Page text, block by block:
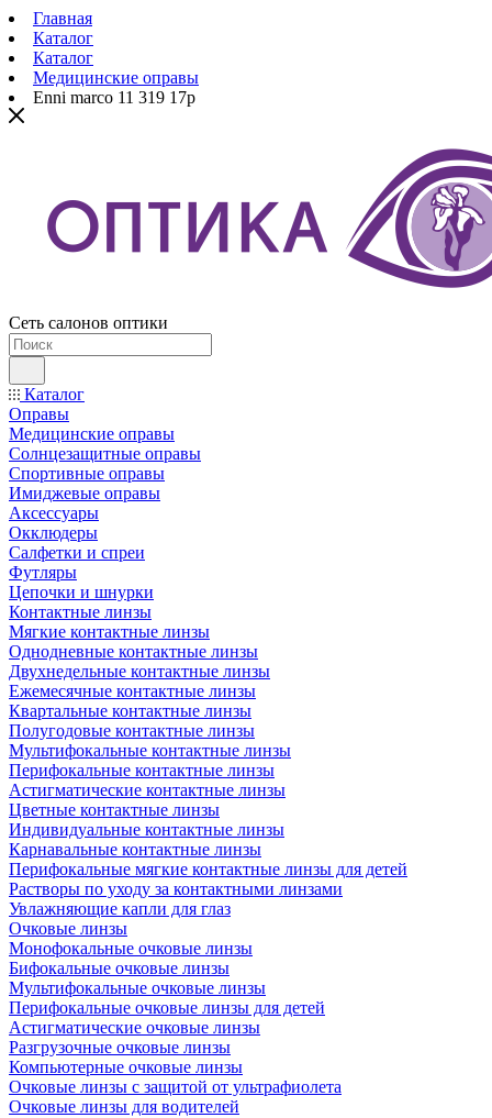
Главная
Каталог
Каталог
Медицинские оправы
Enni marco 11 319 17p
Сеть салонов оптики
Каталог
Оправы
Медицинские оправы
Солнцезащитные оправы
Спортивные оправы
Имиджевые оправы
Аксессуары
Окклюдеры
Салфетки и спреи
Футляры
Цепочки и шнурки
Контактные линзы
Мягкие контактные линзы
Однодневные контактные линзы
Двухнедельные контактные линзы
Ежемесячные контактные линзы
Квартальные контактные линзы
Полугодовые контактные линзы
Мультифокальные контактные линзы
Перифокальные контактные линзы
Астигматические контактные линзы
Цветные контактные линзы
Индивидуальные контактные линзы
Карнавальные контактные линзы
Перифокальные мягкие контактные линзы для детей
Растворы по уходу за контактными линзами
Увлажняющие капли для глаз
Очковые линзы
Монофокальные очковые линзы
Бифокальные очковые линзы
Мультифокальные очковые линзы
Перифокальные очковые линзы для детей
Астигматические очковые линзы
Разгрузочные очковые линзы
Компьютерные очковые линзы
Очковые линзы с защитой от ультрафиолета
Очковые линзы для водителей